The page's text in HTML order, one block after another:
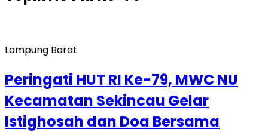
Lampung Barat
Peringati HUT RI Ke-79, MWC NU
Kecamatan Sekincau Gelar
Istighosah dan Doa Bersama